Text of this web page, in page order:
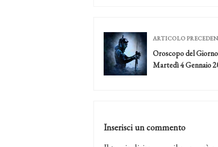
ARTICOLO
Oroscopo del Giorno
Martedì 4 Gennaio
Inserisci un commento